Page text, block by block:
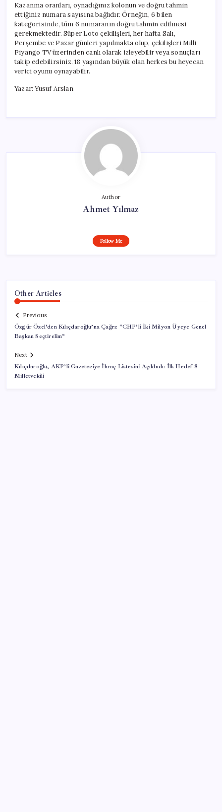
Kazanma oranları, oynadığınız kolonun ve doğru tahmin
ettiğiniz numara sayısına bağlıdır. Örneğin, 6 bilen
kategorisinde, tüm 6 numaranın doğru tahmin edilmesi
gerekmektedir. Süper Loto çekilişleri, her hafta Salı,
Perşembe ve Pazar günleri yapılmakta olup, çekilişleri Milli
Piyango TV üzerinden canlı olarak izleyebilir veya sonuçları
takip edebilirsiniz. 18 yaşından büyük olan herkes bu heyecan
verici oyunu oynayabilir.
Yazar: Yusuf Arslan
Author
Ahmet Yılmaz
Follow Me
Other Articles
Previous
Özgür Özel’den Kılıçdaroğlu’na Çağrı: “CHP’li İki Milyon Üyeye Genel
Başkan Seçtirelim”
Next
Kılıçdaroğlu, AKP’li Gazeteciye İhraç Listesini Açıkladı: İlk Hedef 8
Milletvekili